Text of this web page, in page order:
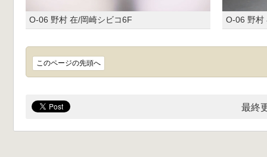
O-06 野村 在/岡崎シビコ6F O-06 野村
このページの先頭へ
最終